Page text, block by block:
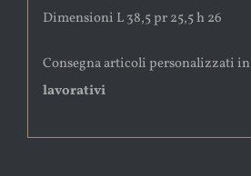
Dimensioni L 38,5 pr 25,5 h 26
Consegna articoli personalizzati in
lavorativi